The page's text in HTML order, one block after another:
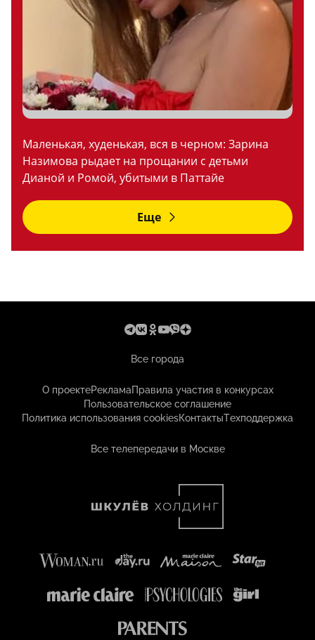
Маленькая, худенькая, вся в черном: Зарина
Назимова рыдает на прощании с детьми
Дианой и Ромой, убитыми в Паттайе
Еще
Все города
О проектеРекламаПравила участия в конкурсах
Пользовательское соглашение
Политика использования cookiesКонтактыТехподдержка
Все телепередачи в Москве